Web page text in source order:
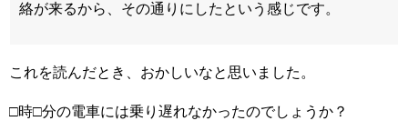
絡が来るから、その通りにしたという感じです。
これを読んだとき、おかしいなと思いました。
□時□分の電車には乗り遅れなかったのでしょうか？